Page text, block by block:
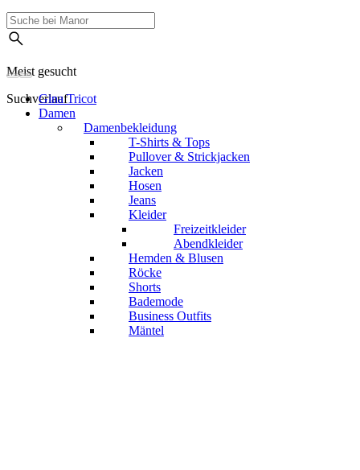
Meist gesucht
SuchverlaufGina Tricot
Damen
Damenbekleidung
T-Shirts & Tops
Pullover & Strickjacken
Jacken
Hosen
Jeans
Kleider
Freizeitkleider
Abendkleider
Hemden & Blusen
Röcke
Shorts
Bademode
Business Outfits
Mäntel